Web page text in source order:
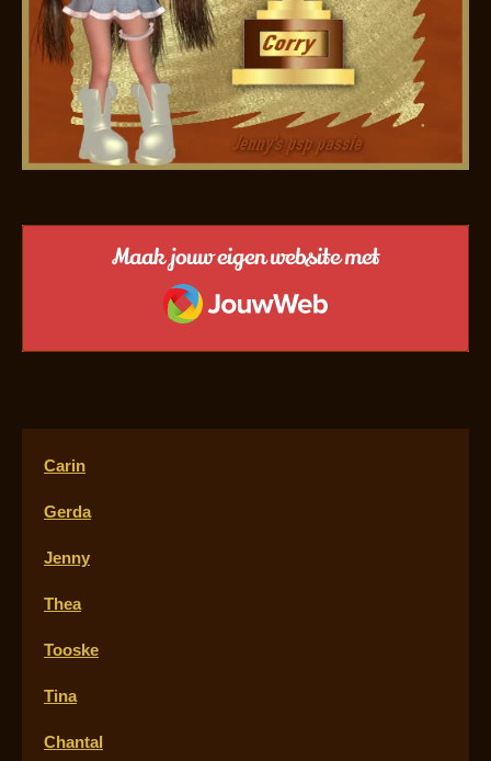
Maak jouw eigen website met
JouwWeb
Carin
Gerda
Jenny
Thea
Tooske
Tina
Chantal